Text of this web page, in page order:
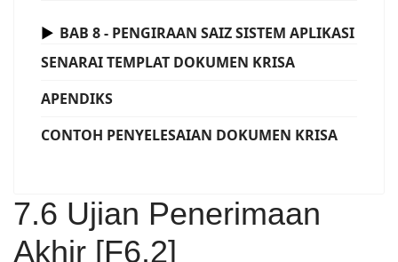
BAB 8 - PENGIRAAN SAIZ SISTEM APLIKASI
SENARAI TEMPLAT DOKUMEN KRISA
APENDIKS
CONTOH PENYELESAIAN DOKUMEN KRISA
7.6 Ujian Penerimaan
Akhir [F6.2]